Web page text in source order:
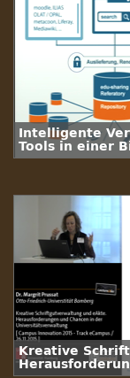
Intelligente
Tools in einer
Kreative